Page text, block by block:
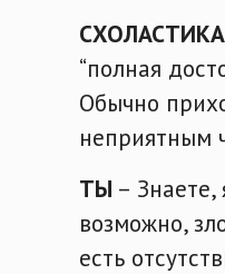
СХОЛАСТИКА
“полная
Обычно
неприятным
ТЫ –
возможно,
есть